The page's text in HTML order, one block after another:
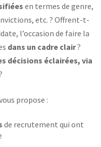
en termes de genre,
etc. ? Offrent-t-
l’occasion de faire la
dans un cadre clair?
décisions éclairées, via
propose :
de recrutement qui ont